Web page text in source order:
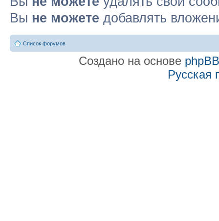
Вы не можете добавлять
Список форумов
Создано на основе phpBB
Русская